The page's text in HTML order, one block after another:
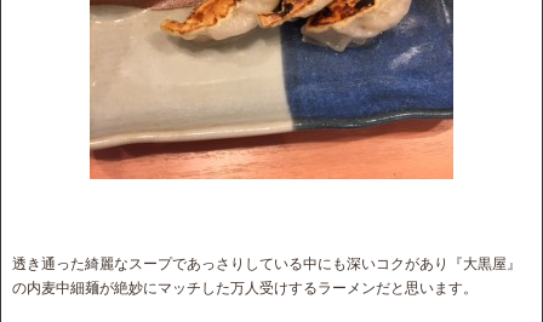
透き通った綺麗なスープであっさりしている中にも深いコクがあり『大黒屋』
の内麦中細麺が絶妙にマッチした万人受けするラーメンだと思います。